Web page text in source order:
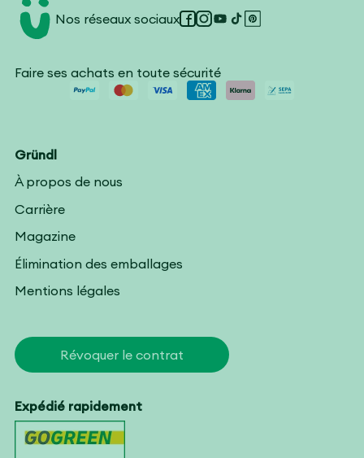
Nos réseaux sociauxFacebook
Instagram
YouTube
TikTokPinterest
Faire ses achats en toute sécurité
Gründl
À propos de nous
Carrière
Magazine
Élimination des emballages
Mentions légales
Révoquer le contrat
Expédié rapidement